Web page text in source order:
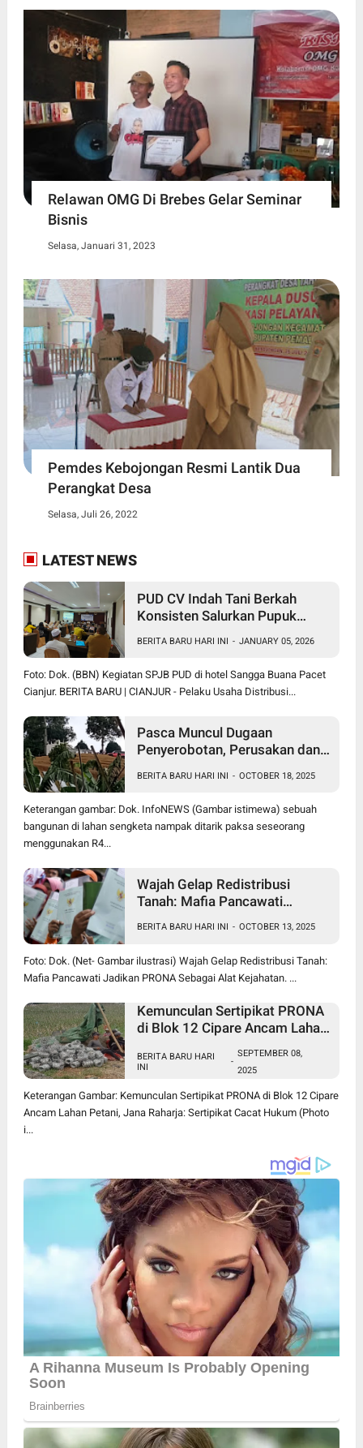
Relawan OMG Di Brebes Gelar Seminar
Bisnis
Selasa, Januari 31, 2023
Pemdes Kebojongan Resmi Lantik Dua
Perangkat Desa
Selasa, Juli 26, 2022
LATEST NEWS
PUD CV Indah Tani Berkah
Konsisten Salurkan Pupuk
BERITA BARU HARI INI - JANUARY 05, 2026
Foto: Dok. (BBN) Kegiatan SPJB PUD di hotel Sangga Buana Pacet
Cianjur. BERITA BARU | CIANJUR - Pelaku Usaha Distribusi...
Pasca Muncul Dugaan
Penyerobotan, Perusakan dan
Pancawati Bogor, Kasusnya
Jadi Sorotan Publik
BERITA BARU HARI INI - OCTOBER 18, 2025
Keterangan gambar: Dok. InfoNEWS (Gambar istimewa) sebuah
bangunan di lahan sengketa nampak ditarik paksa seseorang
menggunakan R4...
Wajah Gelap Redistribusi
Tanah: Mafia Pancawati
BERITA BARU HARI INI - OCTOBER 13, 2025
Foto: Dok. (Net- Gambar ilustrasi) Wajah Gelap Redistribusi Tanah:
Mafia Pancawati Jadikan PRONA Sebagai Alat Kejahatan. ...
Kemunculan Sertipikat PRONA
di Blok 12 Cipare Ancam Lahan
Cacat Hukum
BERITA BARU HARI
INI
-
SEPTEMBER 08,
2025
Keterangan Gambar: Kemunculan Sertipikat PRONA di Blok 12 Cipare
Ancam Lahan Petani, Jana Raharja: Sertipikat Cacat Hukum (Photo
i...